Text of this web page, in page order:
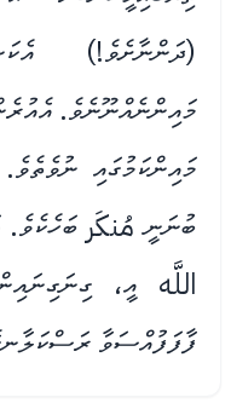
(ދަންނާށެވެ!)
މައިންނެއްނޫނެވެ.
މައިންކަމުގައި
ބުނަނީ مُنكَر
اللَّه އީ،
ފާފަފުއްސަވާ